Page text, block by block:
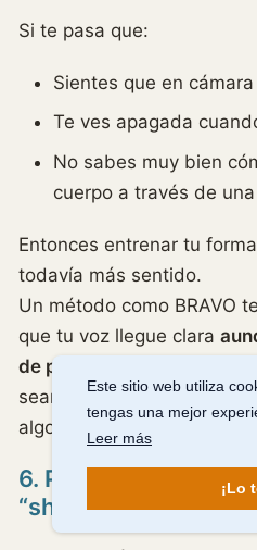
Si te pasa que:
Sientes que en
Te ves apagada
No sabes muy bien
cuerpo a través de
Entonces entrenar tu
todavía más sentido.
Un método como BRAVO
que tu voz llegue clara
de por medio
sean una más de las
algo que se entienda y se
6. Personas tímidas
“showman”, solo
Este sitio web utiliza
tengas una mejor
Leer más
¡Lo